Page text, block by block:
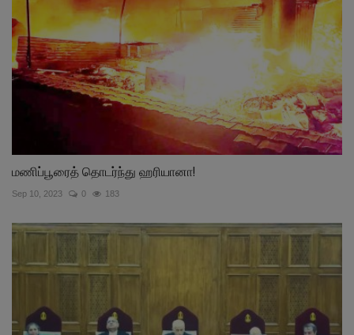
மணிப்பூரைத் தொடர்ந்து ஹரியானா!
Sep 10, 2023 0 183